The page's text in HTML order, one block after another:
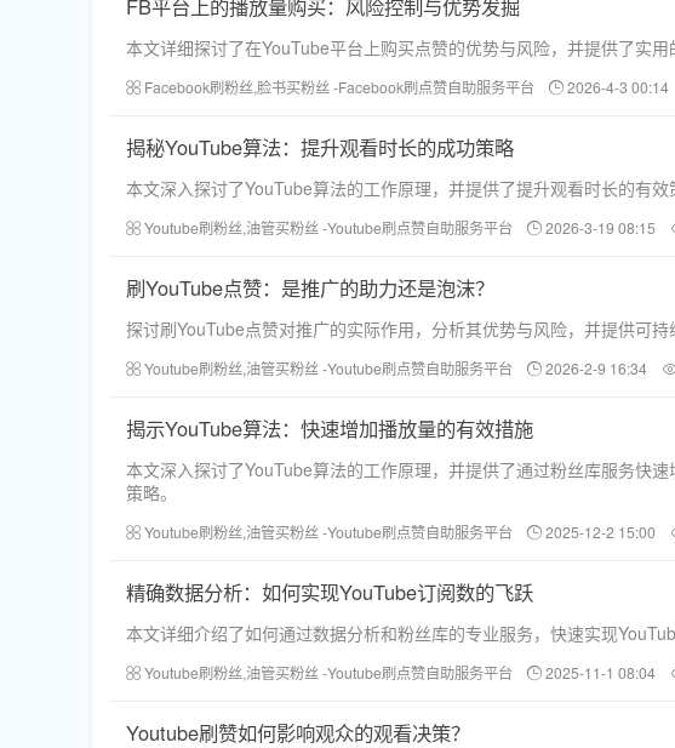
FB平台上的播放量购买：风险控制与优势发掘
本文详细探讨了在YouTube平台上购买点赞的优势与风险，并提供了实
Facebook刷粉丝,脸书买粉丝 -Facebook刷点赞自助服务平台 2026-4-3 00:14
揭秘YouTube算法：提升观看时长的成功策略
本文深入探讨了YouTube算法的工作原理，并提供了提升观看时长的有效
Youtube刷粉丝,油管买粉丝 -Youtube刷点赞自助服务平台 2026-3-19 08:15
刷YouTube点赞：是推广的助力还是泡沫？
探讨刷YouTube点赞对推广的实际作用，分析其优势与风险，并提供可持
Youtube刷粉丝,油管买粉丝 -Youtube刷点赞自助服务平台 2026-2-9 16:34
揭示YouTube算法：快速增加播放量的有效措施
本文深入探讨了YouTube算法的工作原理，并提供了通过粉丝库服务快
策略。
Youtube刷粉丝,油管买粉丝 -Youtube刷点赞自助服务平台 2025-12-2 15:00
精确数据分析：如何实现YouTube订阅数的飞跃
本文详细介绍了如何通过数据分析和粉丝库的专业服务，快速实现
Youtube刷粉丝,油管买粉丝 -Youtube刷点赞自助服务平台 2025-11-1 08:04
Youtube刷赞如何影响观众的观看决策？